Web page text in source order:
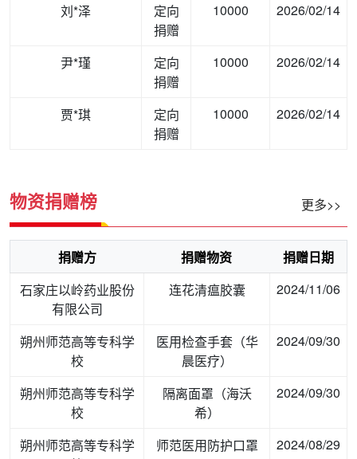
刘*泽
定向
捐赠
10000 2026/02/14
尹*瑾
定向
捐赠
10000 2026/02/14
贾*琪
定向
捐赠
10000 2026/02/14
物资捐赠榜 更多>>
捐赠方 捐赠物资
捐赠日期
石家庄以岭药业股份
有限公司
连花清瘟胶囊 2024/11/06
朔州师范高等专科学
校
医用检查手套（华
晨医疗）
2024/09/30
朔州师范高等专科学
校
隔离面罩（海沃
希）
2024/09/30
朔州师范高等专科学
师范医用防护口罩 2024/08/29